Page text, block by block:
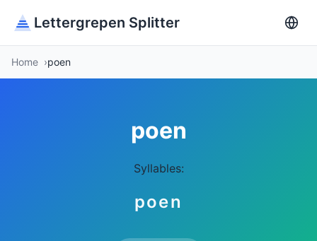
Lettergrepen Splitter
Home poen
poen
Syllables:
poen